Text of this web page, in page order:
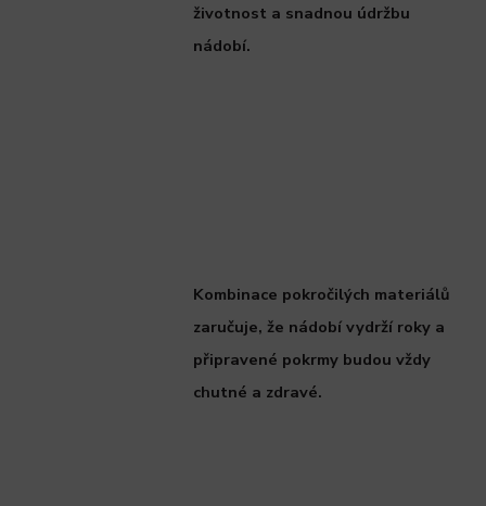
životnost a snadnou údržbu
nádobí.
Kombinace pokročilých materiálů
zaručuje, že nádobí vydrží roky a
připravené pokrmy budou vždy
chutné a zdravé.